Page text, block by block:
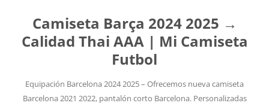
Camiseta Barça 2024 2025 →
Calidad Thai AAA | Mi Camiseta
Futbol
Equipación Barcelona 2024 2025 – Ofrecemos nueva camiseta
Barcelona 2021 2022, pantalón corto Barcelona. Personalizadas